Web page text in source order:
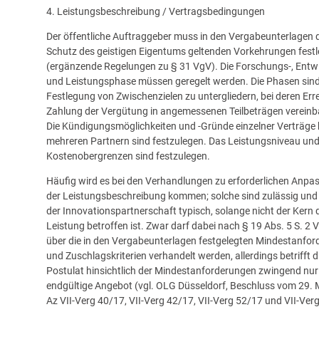
4. Leistungsbeschreibung / Vertragsbedingungen
Der öffentliche Auftraggeber muss in den Vergabeunterlagen
Schutz des geistigen Eigentums geltenden Vorkehrungen
(ergänzende Regelungen zu § 31 VgV). Die Forschungs-,
und Leistungsphase müssen geregelt werden. Die Phasen
Festlegung von Zwischenzielen zu untergliedern, bei deren
Zahlung der Vergütung in angemessenen Teilbeträgen
Die Kündigungsmöglichkeiten und -Gründe einzelner Verträge
mehreren Partnern sind festzulegen. Das Leistungsniveau
Kostenobergrenzen sind festzulegen.
Häufig wird es bei den Verhandlungen zu erforderlichen
der Leistungsbeschreibung kommen; solche sind zulässig und
der Innovationspartnerschaft typisch, solange nicht der Kern
Leistung betroffen ist. Zwar darf dabei nach § 19 Abs. 5 S. 2
über die in den Vergabeunterlagen festgelegten
und Zuschlagskriterien verhandelt werden, allerdings betrifft
Postulat hinsichtlich der Mindestanforderungen zwingend
endgültige Angebot (vgl. OLG Düsseldorf, Beschluss vom 29.
Az VII-Verg 40/17, VII-Verg 42/17, VII-Verg 52/17 und VII-